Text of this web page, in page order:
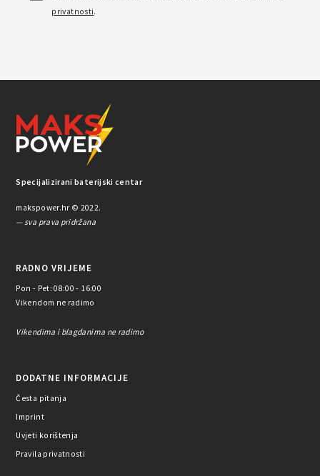
privatnosti.
Specijalizirani baterijski centar
makspower.hr © 2022.
— sva prava pridržana
RADNO VRIJEME
Pon - Pet: 08:00 - 16:00
Vikendom ne radimo
Vikendima i blagdanima ne radimo
DODATNE INFORMACIJE
Česta pitanja
Imprint
Uvjeti korištenja
Pravila privatnosti